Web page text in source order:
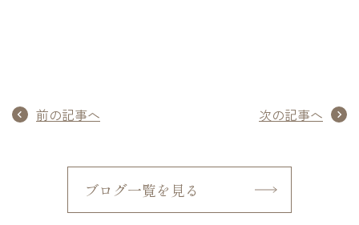
前の記事へ 次の記事へ
ブログ一覧を見る